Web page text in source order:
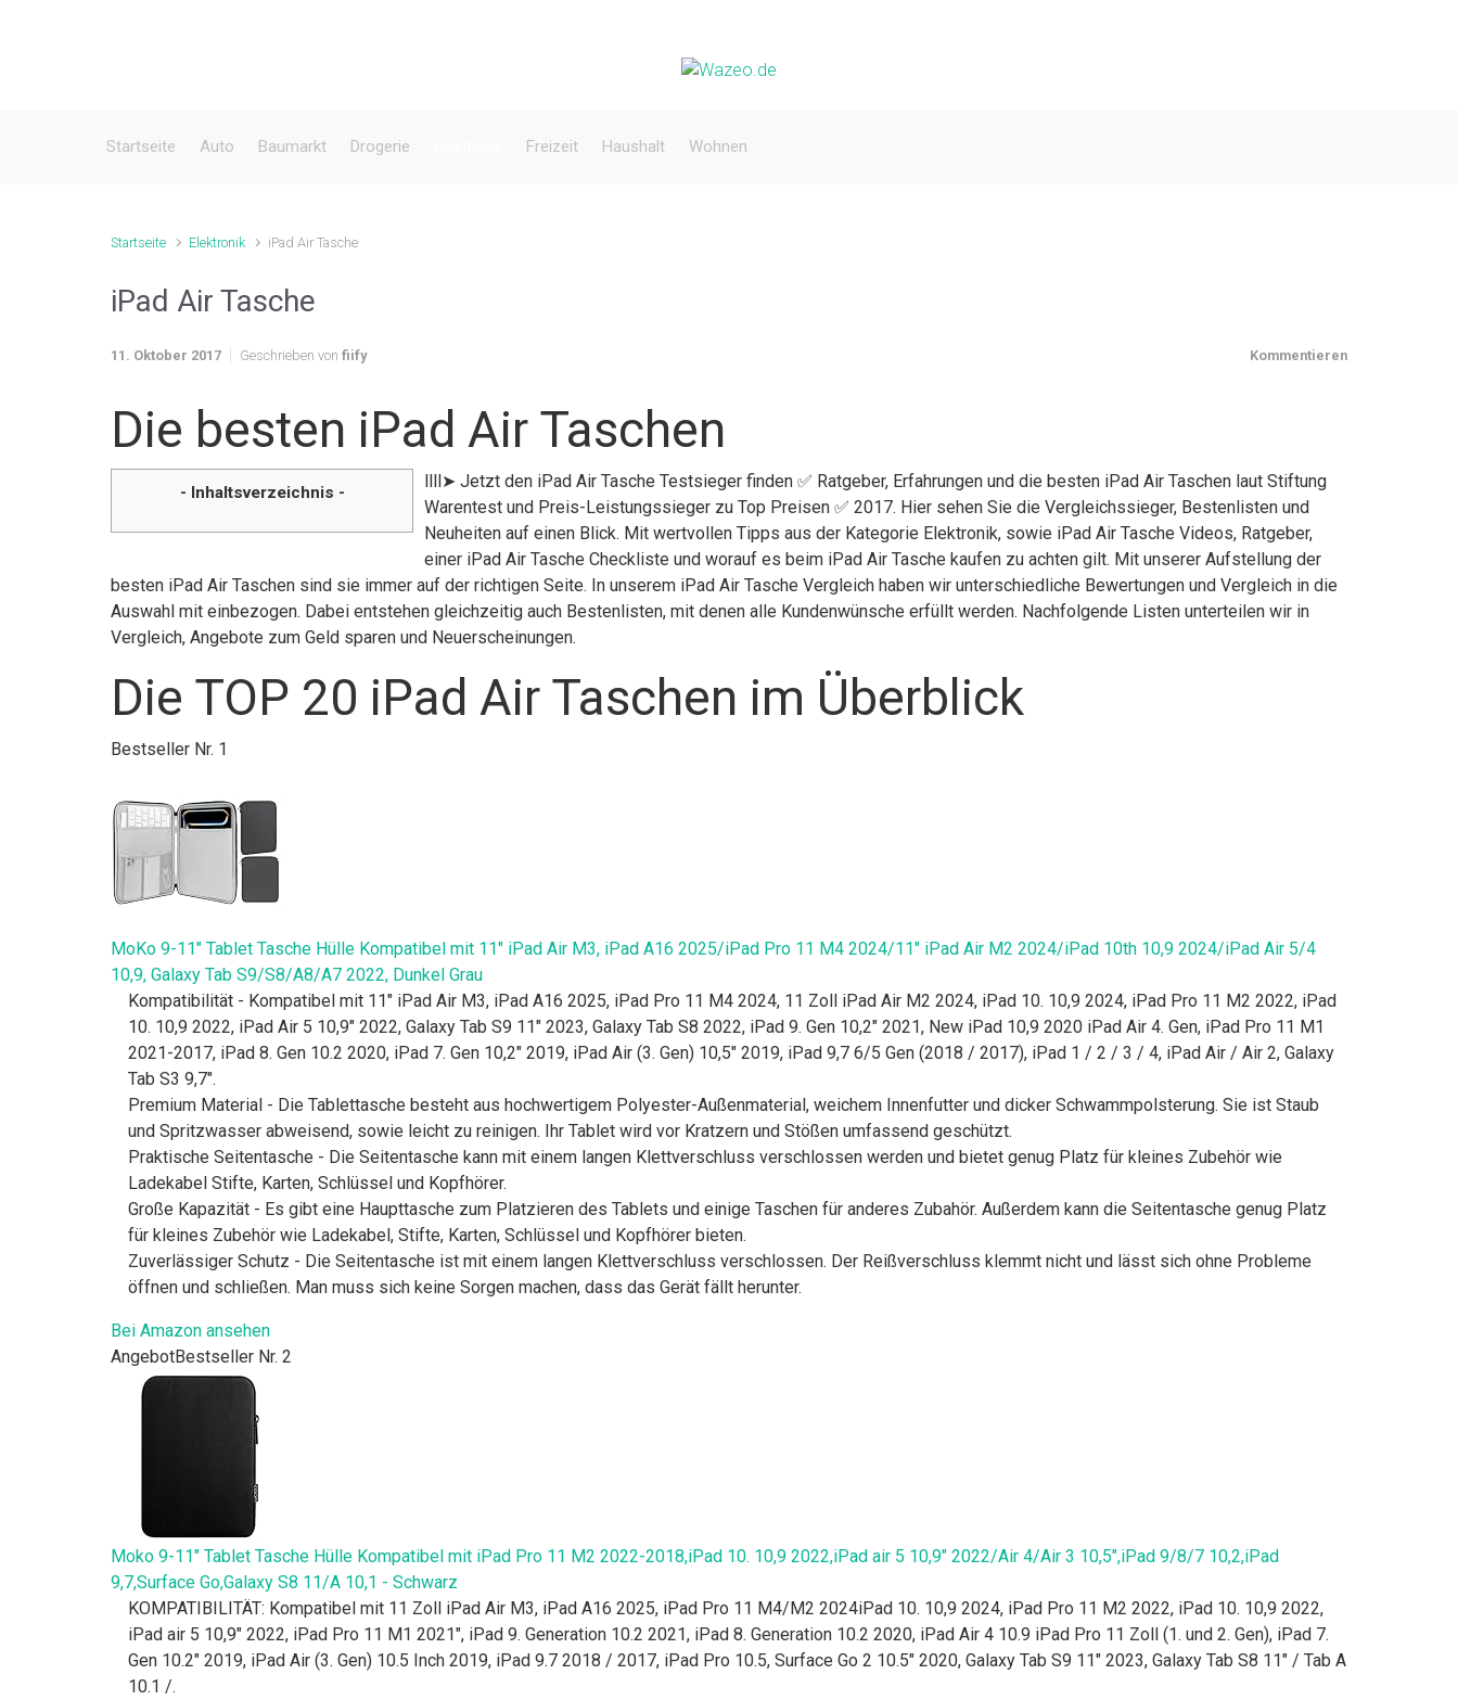
Startseite Auto Baumarkt Drogerie Freizeit Haushalt Wohnen
Startseite Elektronik iPad Air Tasche
iPad Air Tasche
11. Oktober 2017 Geschrieben von fiify Kommentieren
Die besten iPad Air Taschen
- Inhaltsverzeichnis -
llll➤ Jetzt den iPad Air Tasche Testsieger finden ✅ Ratgeber, Erfahrungen und die besten iPad Air Taschen laut Stiftung
Warentest und Preis-Leistungssieger zu Top Preisen ✅ 2017. Hier sehen Sie die Vergleichssieger, Bestenlisten und
Neuheiten auf einen Blick. Mit wertvollen Tipps aus der Kategorie Elektronik, sowie iPad Air Tasche Videos, Ratgeber,
einer iPad Air Tasche Checkliste und worauf es beim iPad Air Tasche kaufen zu achten gilt. Mit unserer Aufstellung der
besten iPad Air Taschen sind sie immer auf der richtigen Seite. In unserem iPad Air Tasche Vergleich haben wir unterschiedliche Bewertungen und Vergleich in die
Auswahl mit einbezogen. Dabei entstehen gleichzeitig auch Bestenlisten, mit denen alle Kundenwünsche erfüllt werden. Nachfolgende Listen unterteilen wir in
Vergleich, Angebote zum Geld sparen und Neuerscheinungen.
Die TOP 20 iPad Air Taschen im Überblick
Bestseller Nr. 1
MoKo 9-11" Tablet Tasche Hülle Kompatibel mit 11" iPad Air M3, iPad A16 2025/iPad Pro 11 M4 2024/11" iPad Air M2 2024/iPad 10th 10,9 2024/iPad Air 5/4
10,9, Galaxy Tab S9/S8/A8/A7 2022, Dunkel Grau
Kompatibilität - Kompatibel mit 11" iPad Air M3, iPad A16 2025, iPad Pro 11 M4 2024, 11 Zoll iPad Air M2 2024, iPad 10. 10,9 2024, iPad Pro 11 M2 2022, iPad
10. 10,9 2022, iPad Air 5 10,9" 2022, Galaxy Tab S9 11" 2023, Galaxy Tab S8 2022, iPad 9. Gen 10,2" 2021, New iPad 10,9 2020 iPad Air 4. Gen, iPad Pro 11 M1
2021-2017, iPad 8. Gen 10.2 2020, iPad 7. Gen 10,2" 2019, iPad Air (3. Gen) 10,5" 2019, iPad 9,7 6/5 Gen (2018 / 2017), iPad 1 / 2 / 3 / 4, iPad Air / Air 2, Galaxy
Tab S3 9,7".
Premium Material - Die Tablettasche besteht aus hochwertigem Polyester-Außenmaterial, weichem Innenfutter und dicker Schwammpolsterung. Sie ist Staub
und Spritzwasser abweisend, sowie leicht zu reinigen. Ihr Tablet wird vor Kratzern und Stößen umfassend geschützt.
Praktische Seitentasche - Die Seitentasche kann mit einem langen Klettverschluss verschlossen werden und bietet genug Platz für kleines Zubehör wie
Ladekabel Stifte, Karten, Schlüssel und Kopfhörer.
Große Kapazität - Es gibt eine Haupttasche zum Platzieren des Tablets und einige Taschen für anderes Zubahör. Außerdem kann die Seitentasche genug Platz
für kleines Zubehör wie Ladekabel, Stifte, Karten, Schlüssel und Kopfhörer bieten.
Zuverlässiger Schutz - Die Seitentasche ist mit einem langen Klettverschluss verschlossen. Der Reißverschluss klemmt nicht und lässt sich ohne Probleme
öffnen und schließen. Man muss sich keine Sorgen machen, dass das Gerät fällt herunter.
Bei Amazon ansehen
AngebotBestseller Nr. 2
Moko 9-11" Tablet Tasche Hülle Kompatibel mit iPad Pro 11 M2 2022-2018,iPad 10. 10,9 2022,iPad air 5 10,9" 2022/Air 4/Air 3 10,5",iPad 9/8/7 10,2,iPad
9,7,Surface Go,Galaxy S8 11/A 10,1 - Schwarz
KOMPATIBILITÄT: Kompatibel mit 11 Zoll iPad Air M3, iPad A16 2025, iPad Pro 11 M4/M2 2024iPad 10. 10,9 2024, iPad Pro 11 M2 2022, iPad 10. 10,9 2022,
iPad air 5 10,9" 2022, iPad Pro 11 M1 2021", iPad 9. Generation 10.2 2021, iPad 8. Generation 10.2 2020, iPad Air 4 10.9 iPad Pro 11 Zoll (1. und 2. Gen), iPad 7.
Gen 10.2" 2019, iPad Air (3. Gen) 10.5 Inch 2019, iPad 9.7 2018 / 2017, iPad Pro 10.5, Surface Go 2 10.5" 2020, Galaxy Tab S9 11" 2023, Galaxy Tab S8 11" / Tab A
10.1 /.